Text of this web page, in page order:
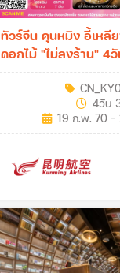
ทัวร์จีน คุนหมิง อี้เหลี
ดอกไม้ "ไม่ลงร้าน" 4
4วัน
19 ก.พ. 70 -